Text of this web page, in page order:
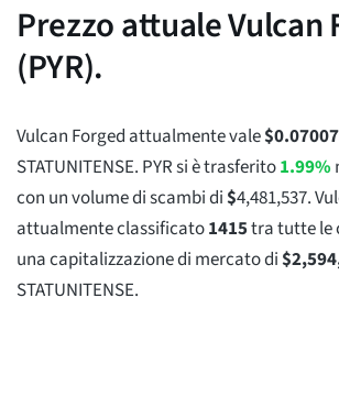
Prezzo attuale Vulcan
(PYR).
Vulcan Forged attualmente vale$
STATUNITENSE. PYR si è trasferito1.99%
con un volume di scambi di$4,481,537.
attualmente classificato1415tra tutte le
una capitalizzazione di mercato di$
STATUNITENSE.